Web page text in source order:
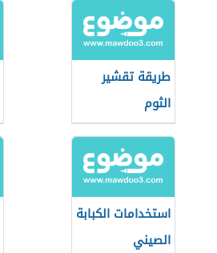
طريقة تقشير
الثوم
استخدامات الكبابة
الصيني